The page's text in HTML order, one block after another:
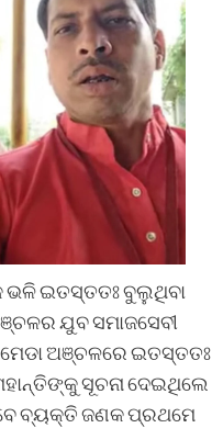
ଭଳି ଇତସ୍ତତଃ ବୁଲୁଥିବା
ଯୁବ ସମାଜସେବୀ
ଅଞ୍ଚଳରେ ଇତସ୍ତତଃ
ସୂଚନା ଦେଇଥିଲେ
ବ୍ୟକ୍ତି ଜଣକ ପ୍ରଥମେ